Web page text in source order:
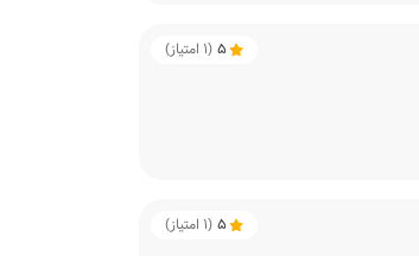
5
(
1 امتیاز)
5
(
1 امتیاز)